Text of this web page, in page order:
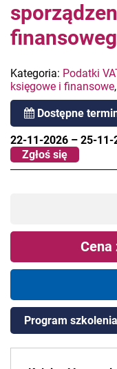
Kategoria: Podatki
księgowe i finansowe,
Dostępne
22-11-2026 – 25-11-
Zgłoś się
Cena
Program szkolenia